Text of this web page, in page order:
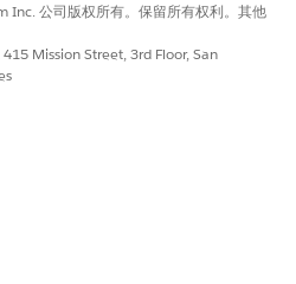
公司版权所有。保留所有权利。其他
Mission Street, 3rd Floor, San